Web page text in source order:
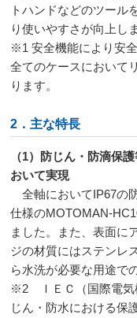
トハンドなどのツール
り使いやすさが向上し
※1安全機能により安
全てのケースにおいて
ります。
2．主な特長
（1）防じん・防滴保護
おいて実現
全軸においてIP67の
仕様のMOTOMAN-
ました。また、表面に
ジの材質にはステンレ
ら水洗が必要な用途で
※2 ＩＥＣ（国際電気
じん・防水における保